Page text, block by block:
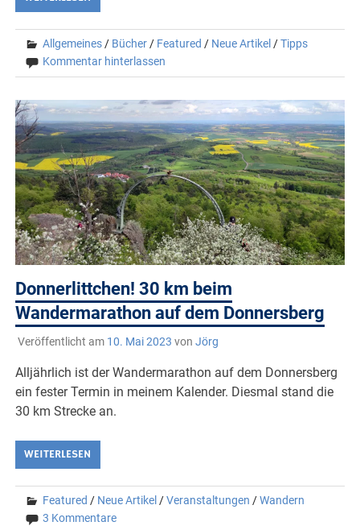
Allgemeines / Bücher / Featured / Neue Artikel /Tipps
Kommentar hinterlassen
Donnerlittchen! 30 km beim
Wandermarathon auf dem Donnersberg
Veröffentlicht am 10. Mai 2023 von Jörg
Alljährlich ist der Wandermarathon auf dem Donnersberg
ein fester Termin in meinem Kalender. Diesmal stand die
30 km Strecke an.
WEITERLESEN
Featured / Neue Artikel /Veranstaltungen /Wandern
3 Kommentare